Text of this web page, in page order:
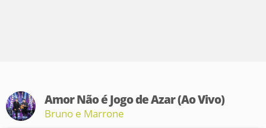
Amor Não é Jogo de Azar (Ao Vivo)
Bruno e Marrone